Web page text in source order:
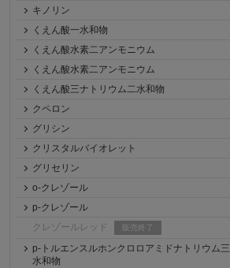
キノリン
くえん酸一水和物
くえん酸水素二アンモニウム
くえん酸水素二アンモニウム
くえん酸三ナトリウム二水和物
クペロン
グリシン
クリスタルバイオレット
グリセリン
o-クレゾール
p-クレゾール
クレゾールレッド
販売終了
p-トルエンスルホンクロロアミドナトリウム三
水和物